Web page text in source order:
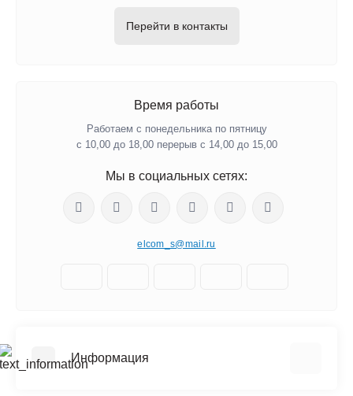
Перейти в контакты
Время работы
Работаем с понедельника по пятницу
с 10,00 до 18,00 перерыв с 14,00 до 15,00
Мы в социальных сетях:
elcom_s@mail.ru
Информация